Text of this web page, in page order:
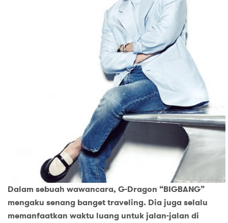
Dalam sebuah wawancara, G-Dragon “BIGBANG”
mengaku senang banget traveling. Dia juga selalu
memanfaatkan waktu luang untuk jalan-jalan di